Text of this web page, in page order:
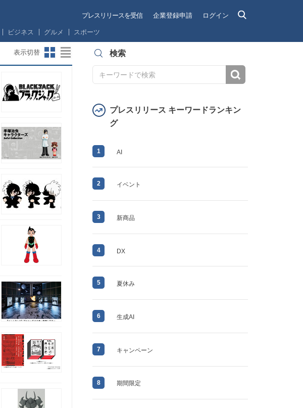
プレスリリースを受信 企業登録申請 ログイン
ビジネス グルメ スポーツ
表示切替 検索
プレスリリース キーワードランキン
グ
1 AI
2 イベント
3 新商品
4 DX
5 夏休み
6 生成AI
7 キャンペーン
8 期間限定